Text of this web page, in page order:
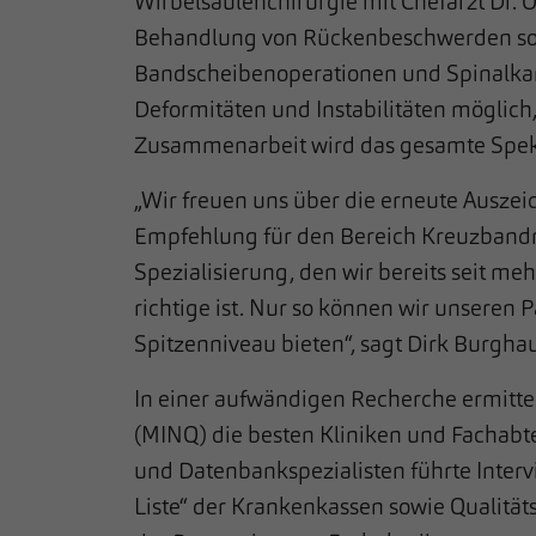
Behandlung von Rückenbeschwerden
Bandscheibenoperationen und
Deformitäten und Instabilitäten
Zusammenarbeit wird das gesamte
„Wir freuen uns über die erneute
Empfehlung für den Bereich
Spezialisierung, den wir bereits seit
richtige ist. Nur so können wir unseren
Spitzenniveau bieten“, sagt Dirk
In einer aufwändigen Recherche
(MINQ) die besten Kliniken und
und Datenbankspezialisten führte
Liste“ der Krankenkassen sowie